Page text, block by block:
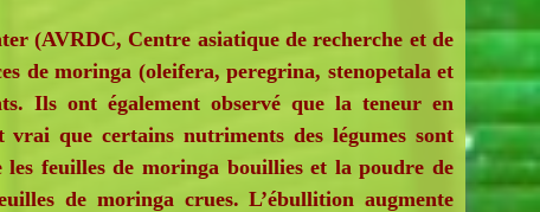
(AVRDC, Centre asiatique de recherche et de
de moringa (oleifera, peregrina, stenopetala et
Ils ont également observé que la teneur en
que certains nutriments des légumes sont
feuilles de moringa bouillies et la poudre de
de moringa crues. L’ébullition augmente